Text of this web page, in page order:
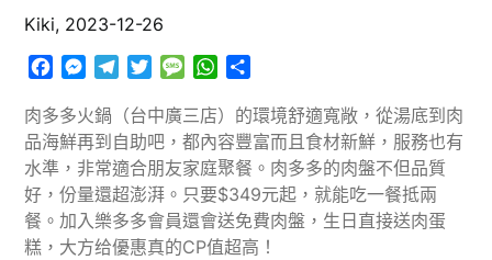
Kiki, 2023-12-26
Facebook
Messenger
TelegramTwitterMessageWhatsApp
肉多多火鍋（台中廣三店）的環境舒適寬敞，從湯底到肉
品海鮮再到自助吧，都內容豐富而且食材新鮮，服務也有
水準，非常適合朋友家庭聚餐。肉多多的肉盤不但品質
好，份量還超澎湃。只要$349元起，就能吃一餐抵兩
餐。加入樂多多會員還會送免費肉盤，生日直接送肉蛋
糕，大方给優惠真的CP值超高！